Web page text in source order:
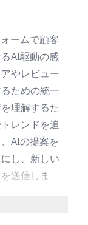
ームで顧客
AI駆動の感
やレビュー
ための統一
理解するた
レンドを追
AIの提案を
し、新しい
送信しま
ィアやレビ